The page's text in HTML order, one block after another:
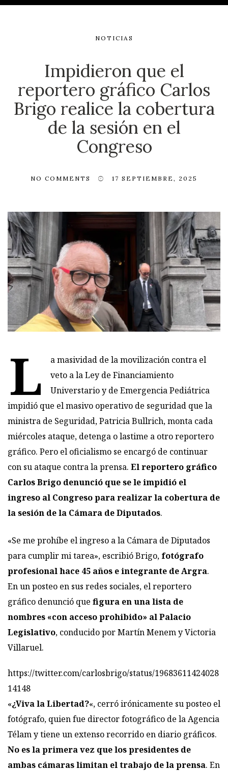
NOTICIAS
Impidieron que el
reportero gráfico Carlos
Brigo realice la cobertura
de la sesión en el
Congreso
NO COMMENTS 17 SEPTIEMBRE, 2025
L
a masividad de la movilización contra el
veto a la Ley de Financiamiento
Universtario y de Emergencia Pediátrica
impidió que el masivo operativo de seguridad que la
ministra de Seguridad, Patricia Bullrich, monta cada
miércoles ataque, detenga o lastime a otro reportero
gráfico. Pero el oficialismo se encargó de continuar
con su ataque contra la prensa. El reportero gráfico
Carlos Brigo denunció que se le impidió el
ingreso al Congreso para realizar la cobertura de
la sesión de la Cámara de Diputados.
«Se me prohíbe el ingreso a la Cámara de Diputados
para cumplir mi tarea», escribió Brigo, fotógrafo
profesional hace 45 años e integrante de Argra.
En un posteo en sus redes sociales, el reportero
gráfico denunció que figura en una lista de
nombres «con acceso prohibido» al Palacio
Legislativo, conducido por Martín Menem y Victoria
Villaruel.
https://twitter.com/carlosbrigo/status/19683611424028
14148
«¿Viva la Libertad?«, cerró irónicamente su posteo el
fotógrafo, quien fue director fotográfico de la Agencia
Télam y tiene un extenso recorrido en diario gráficos.
No es la primera vez que los presidentes de
ambas cámaras limitan el trabajo de la prensa. En